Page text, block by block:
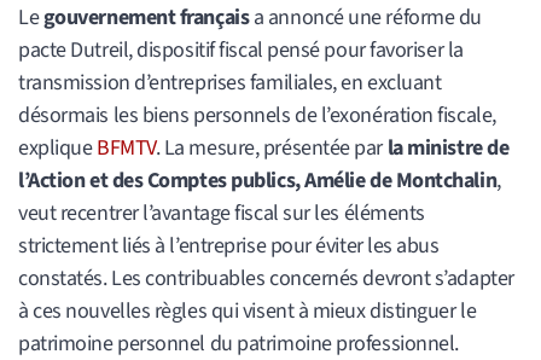
Legouvernement françaisa annoncé une réforme du
pacte Dutreil, dispositif fiscal pensé pour favoriser la
transmission d’entreprises familiales, en excluant
désormais les biens personnels de l’exonération fiscale,
expliqueBFMTV. La mesure, présentée parla ministre de
l’Action et des Comptes publics, Amélie de Montchalin,
veut recentrer l’avantage fiscal sur les éléments
strictement liés à l’entreprise pour éviter les abus
constatés. Les contribuables concernés devront s’adapter
à ces nouvelles règles qui visent à mieux distinguer le
patrimoine personnel du patrimoine professionnel.